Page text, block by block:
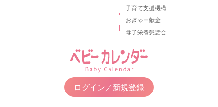
子育て支援機構
おぎゃー献金
母子栄養懇話会
ログイン／新規登録